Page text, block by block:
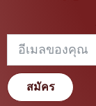
สมัคร